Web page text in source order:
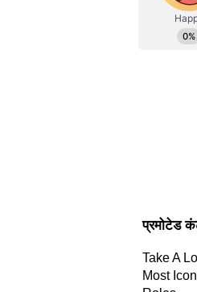
और कम
कहा कि
इसी